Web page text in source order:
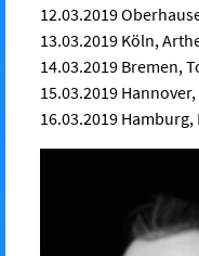
12.03.2019
13.03.2019 Köln,
14.03.2019 Bremen,
15.03.2019
16.03.2019 Hamburg,